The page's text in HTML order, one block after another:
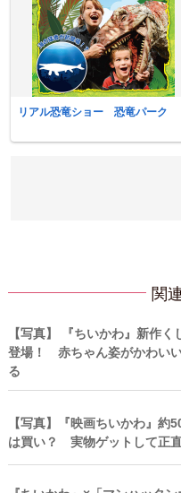
リアル恐竜ショー 恐竜パーク
関
【写真】 『ちいかわ』新作く
登場！ 赤ちゃん姿がかわい
る
【写真】『映画ちいかわ』約
は買い？ 実物ゲットして正